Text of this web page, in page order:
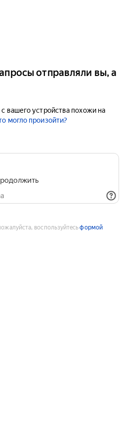
отправляли вы, а
вашего устройства похожи на
могло произойти?
воспользуйтесьформой